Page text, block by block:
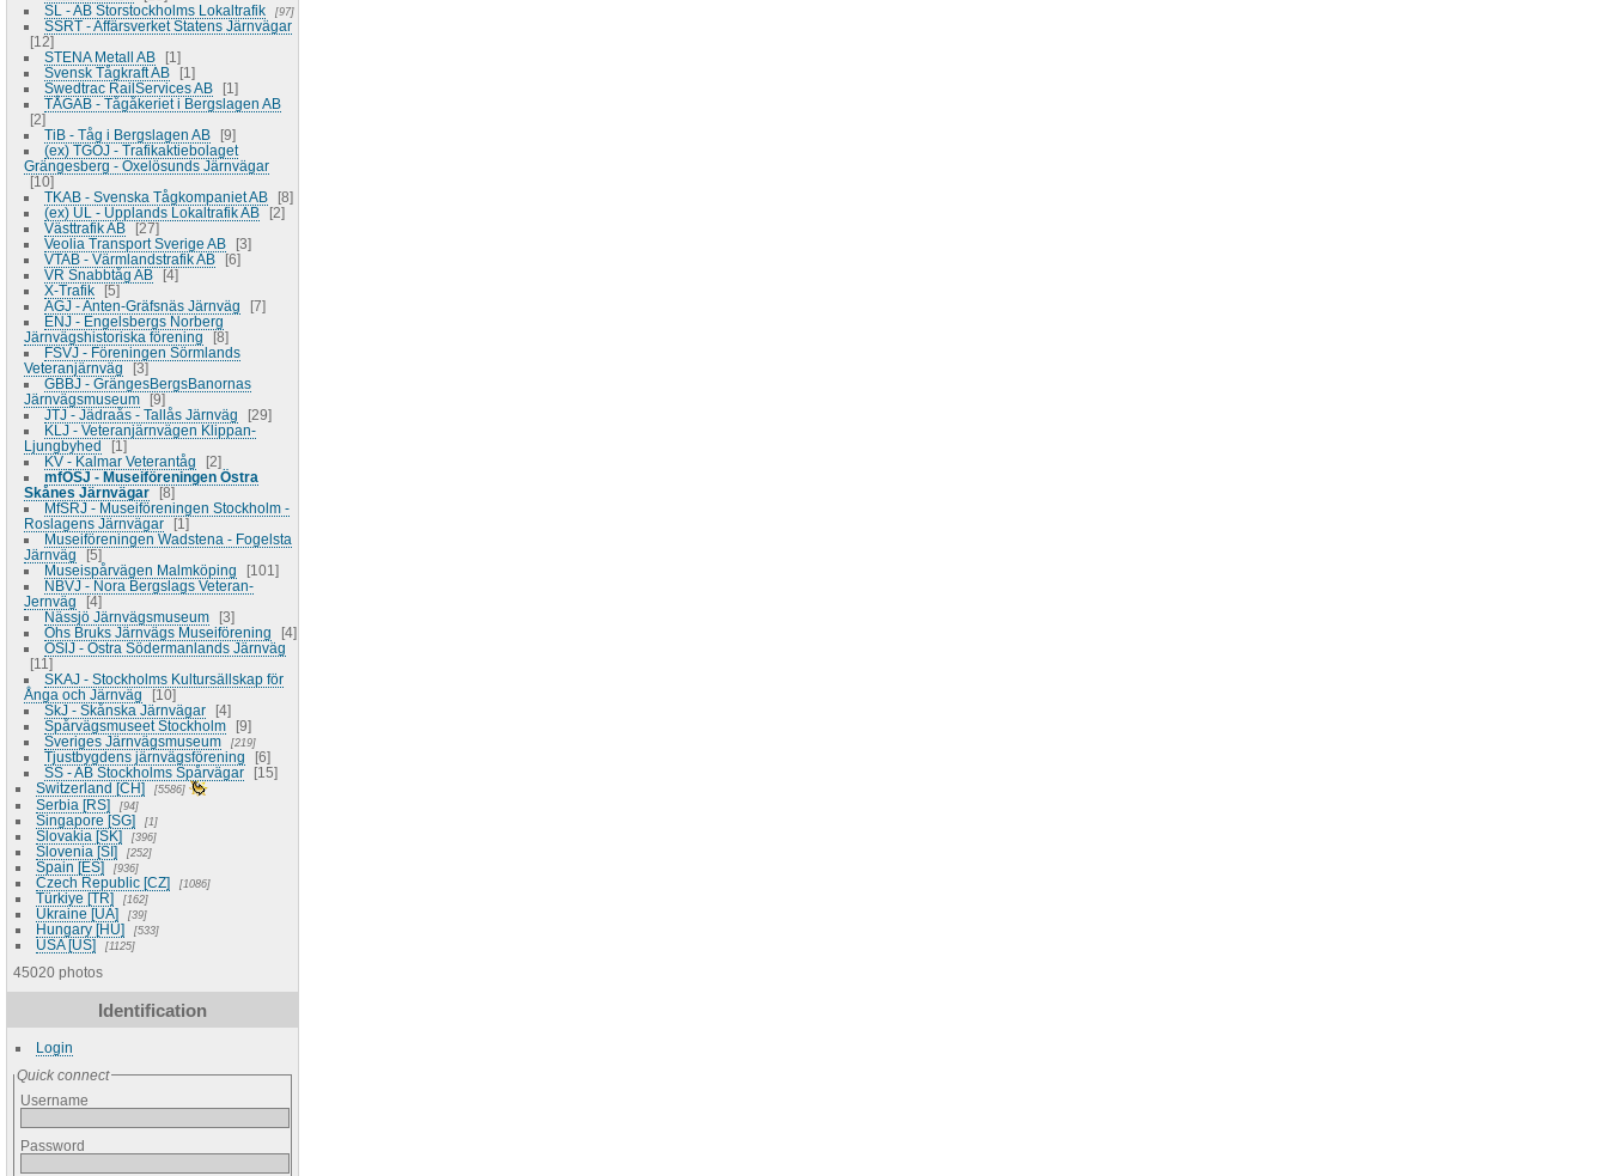
SL - AB Storstockholms Lokaltrafik
97
SSRT - Affärsverket Statens Järnvägar
12
STENA Metall AB
1
Svensk Tågkraft AB
1
Swedtrac RailServices AB
1
TÅGAB - Tågåkeriet i Bergslagen AB
2
TiB - Tåg i Bergslagen AB
9
(ex) TGOJ - Trafikaktiebolaget
Grängesberg - Oxelösunds Järnvägar
10
TKAB - Svenska Tågkompaniet AB
8
(ex) UL - Upplands Lokaltrafik AB
2
Västtrafik AB
27
Veolia Transport Sverige AB
3
VTAB - Värmlandstrafik AB
6
VR Snabbtåg AB
4
X-Trafik
5
AGJ - Anten-Gräfsnäs Järnväg
7
ENJ - Engelsbergs Norberg
Järnvägshistoriska förening
8
FSVJ - Föreningen Sörmlands
Veteranjärnväg
3
GBBJ - GrängesBergsBanornas
Järnvägsmuseum
9
JTJ - Jädraås - Tallås Järnväg
29
KLJ - Veteranjärnvägen Klippan-
Ljungbyhed
1
KV - Kalmar Veterantåg
2
mfÖSJ - Museiföreningen Östra
Skånes Järnvägar
8
MfSRJ - Museiföreningen Stockholm -
Roslagens Järnvägar
1
Museiföreningen Wadstena - Fogelsta
Järnväg
5
Museispårvägen Malmköping
101
NBVJ - Nora Bergslags Veteran-
Jernväg
4
Nässjö Järnvägsmuseum
3
Ohs Bruks Järnvägs Museiförening
4
ÖSlJ - Östra Södermanlands Järnväg
11
SKAJ - Stockholms Kultursällskap för
Ånga och Järnväg
10
SkJ - Skånska Järnvägar
4
Spårvägsmuseet Stockholm
9
Sveriges Järnvägsmuseum
219
Tjustbygdens järnvägsförening
6
SS - AB Stockholms Spårvägar
15
Switzerland [CH]
5586
Serbia [RS] 94
Singapore [SG] 1
Slovakia [SK] 396
Slovenia [SI] 252
Spain [ES] 936
Czech Republic [CZ] 1086
Türkiye [TR] 162
Ukraine [UA] 39
Hungary [HU] 533
USA [US] 1125
45020 photos
Identification
Login
Quick connect
Username
Password